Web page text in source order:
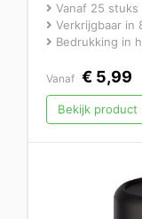
Vanaf 25 stuks
Verkrijgbaar in
Bedrukking in
Vanaf € 5,99
Bekijk product